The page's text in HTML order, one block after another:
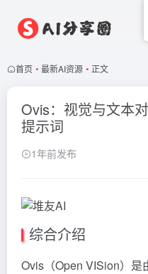
首页 • 最新AI资源 • 正文
Ovis：视觉与文本
提示词
1年前发布
综合介绍
Ovis（Open VISion）是